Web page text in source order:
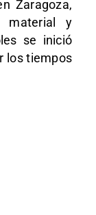
Zaragoza,
material y
se inició
los tiempos